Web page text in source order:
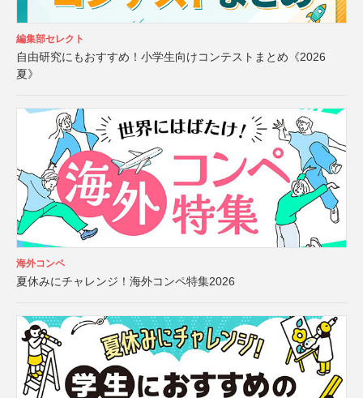
編集部セレクト
自由研究にもおすすめ！小学生向けコンテストまとめ《2026
夏》
海外コンペ
夏休みにチャレンジ！海外コンペ特集2026